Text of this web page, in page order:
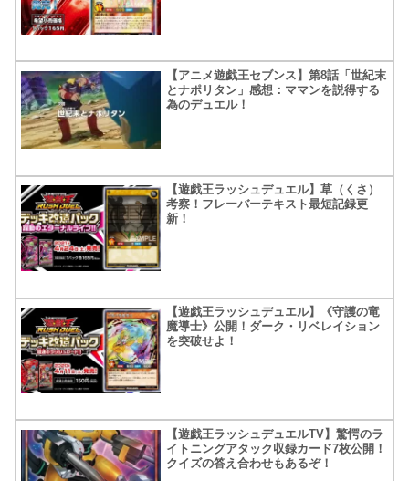
【アニメ遊戯王セブンス】第8話「世紀末
とナポリタン」感想：ママンを説得する
為のデュエル！
【遊戯王ラッシュデュエル】草（くさ）
考察！フレーバーテキスト最短記録更
新！
【遊戯王ラッシュデュエル】《守護の竜
魔導士》公開！ダーク・リベレイション
を突破せよ！
【遊戯王ラッシュデュエルTV】驚愕のラ
イトニングアタック収録カード7枚公開！
クイズの答え合わせもあるぞ！